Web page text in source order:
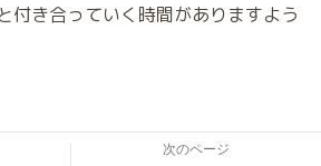
付き合っていく時間がありますよう
次のページ